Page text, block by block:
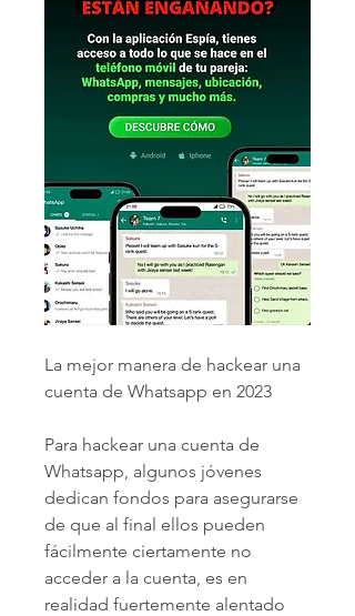
La mejor manera de hackear una
cuenta de Whatsapp en 2023
Para hackear una cuenta de
Whatsapp, algunos jóvenes
dedican fondos para asegurarse
de que al final ellos pueden
fácilmente ciertamente no
acceder a la cuenta, es en
realidad fuertemente alentado